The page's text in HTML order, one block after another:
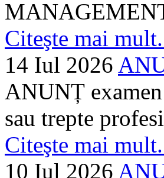
Citeşte mai
14 Iul 2026
ANUNȚ
sau trepte
Citeşte mai
10 Iul 2026